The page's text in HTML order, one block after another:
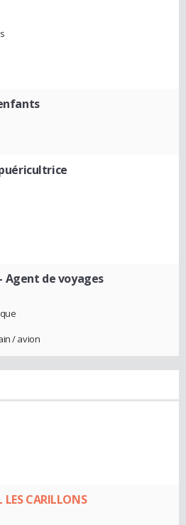
Agent de voyages
/ avion
LES CARILLONS